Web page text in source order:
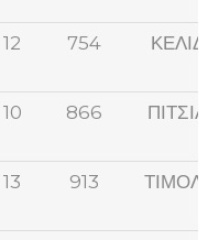
12 754
10 866
13 913